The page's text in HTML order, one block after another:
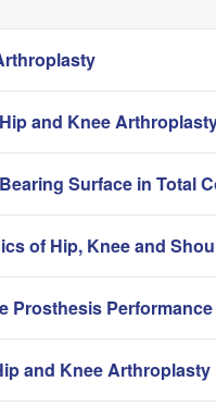
and Knee
Surface in Total
of Hip, Knee and
Prosthesis Performance
and Knee Arthroplasty